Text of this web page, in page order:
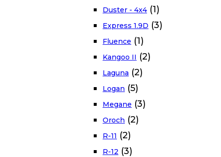
Duster - 4x4 (1)
Express 1.9D (3)
Fluence (1)
Kangoo II (2)
Laguna (2)
Logan (5)
Megane (3)
Oroch (2)
R-11 (2)
R-12 (3)